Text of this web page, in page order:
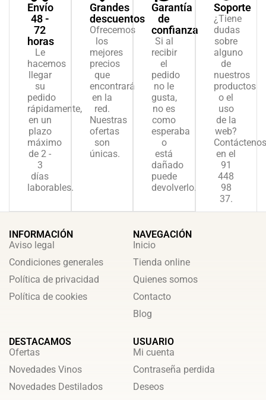
Envío
48 -
72
horas
Le
hacemos
llegar
su
pedido
rápidamente,
en un
plazo
máximo
de 2 -
3
días
laborables.
Grandes
descuentos
Ofrecemos
los
mejores
precios
que
encontrará
en la
red.
Nuestras
ofertas
son
únicas.
Garantía
de
confianza
Si al
recibir
el
pedido
no le
gusta,
no es
como
esperaba
o
está
dañado
puede
devolverlo.
Soporte
¿Tiene
dudas
sobre
alguno
de
nuestros
productos
o el
uso
de la
web?
Contáctenos
en el
91
448
98
37.
INFORMACIÓN
Aviso legal
Condiciones generales
Política de privacidad
Política de cookies
NAVEGACIÓN
Inicio
Tienda online
Quienes somos
Contacto
Blog
DESTACAMOS
Ofertas
Novedades Vinos
Novedades Destilados
USUARIO
Mi cuenta
Contraseña perdida
Deseos